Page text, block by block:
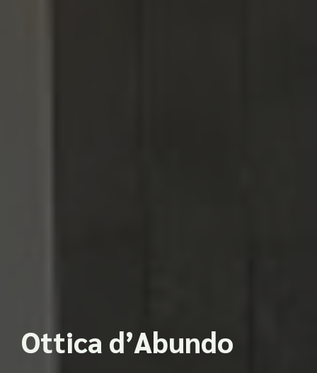
Ottica d’Abundo